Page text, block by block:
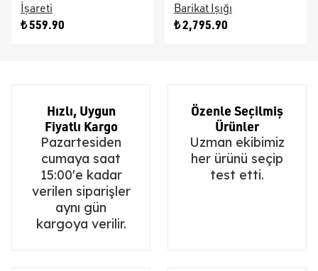
İşareti
₺ 559.90
Barikat Işığı
₺ 2,795.90
Hızlı, Uygun
Fiyatlı Kargo
Pazartesiden
cumaya saat
15:00'e kadar
verilen siparişler
aynı gün
kargoya verilir.
Özenle Seçilmiş
Ürünler
Uzman ekibimiz
her ürünü seçip
test etti.